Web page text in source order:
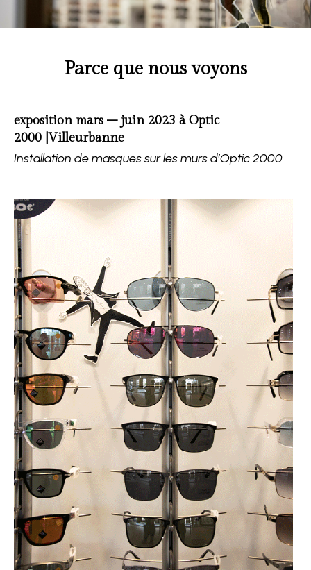
Parce que nous voyons
exposition mars – juin 2023 à Optic
2000 |Villeurbanne
Installation de masques sur les murs d’Optic 2000